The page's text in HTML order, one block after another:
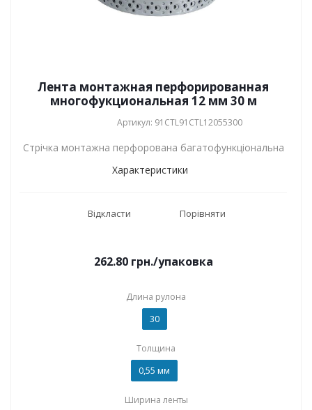
Лента монтажная перфорированная
многофукциональная 12 мм 30 м
Артикул: 91CTL91CTL12055300
Стрічка монтажна перфорована багатофункціональна
Характеристики
Відкласти Порівняти
262.80 грн./упаковка
Длина рулона
30
Толщина
0,55 мм
Ширина ленты